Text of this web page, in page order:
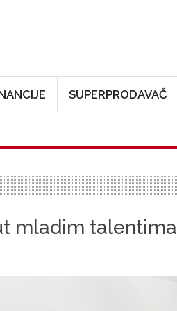
SUPERPRODAVAČ
mladim talentima